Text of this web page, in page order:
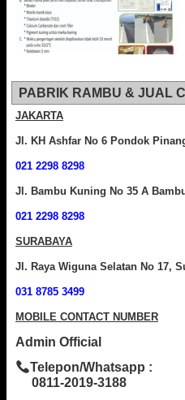
PABRIK RAMBU & JUAL
JAKARTA
Jl. KH Ashfar No 6 Pondok
021 2298 8298
Jl. Bambu Kuning No 35 A
021 2298 8298
SURABAYA
Jl. Raya Wiguna Selatan No 17,
031 8785 3499
MOBILE CONTACT NUMBER
Admin Official
Telepon/Whatsapp :
0811-2019-3188